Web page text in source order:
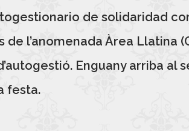
de solidaridad
de l’anomenada Àrea Llatina
Enguany arriba al
festa.